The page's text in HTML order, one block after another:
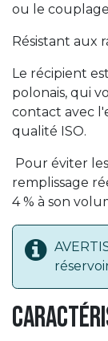
ou le
Résistant aux
Le récipient
polonais, qui
contact avec
qualité ISO.
Pour éviter
remplissage
4 % à son